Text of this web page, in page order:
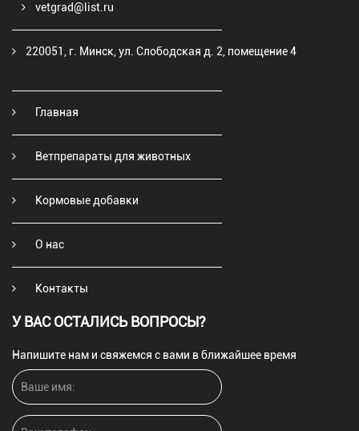
vetgrad@list.ru
220051, г. Минск, ул. Слободская д. 2, помещение 4
Главная
Ветпрепараты для животных
Кормовые добавки
О нас
Контакты
У ВАС ОСТАЛИСЬ ВОПРОСЫ?
Напишите нам и свяжемся с вами в ближайшее время